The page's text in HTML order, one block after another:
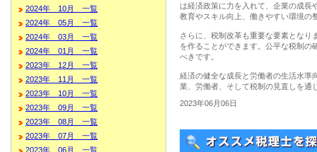
2024年 10月 一覧
2024年 05月 一覧
2024年 03月 一覧
2024年 01月 一覧
2023年 12月 一覧
2023年 11月 一覧
2023年 10月 一覧
2023年 09月 一覧
2023年 08月 一覧
2023年 07月 一覧
2023年 06月 一覧
は経済政策に力を入れて、企業の成長
教育やスキル向上、働きやすい環境の
さらに、税制改革も重要な要素となり
を作ることができます。公平な税制の
べきです。
経済の健全な成長と労働者の生活水準
業、労働者、そして税制の見直しを通
2023年06月06日